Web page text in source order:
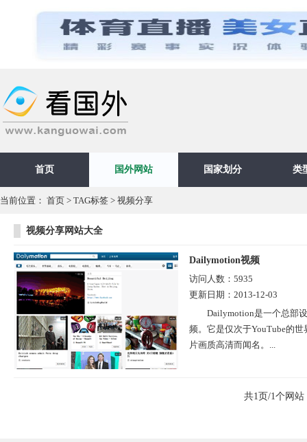
首页 国外网站 国家划分 类
当前位置： 首页 > TAG标签 > 视频分享
视频分享网站大全
Dailymotion视频
访问人数： 5935
更新日期： 2013-12-03
Dailymotion是一个总部
频。它是仅次于YouTube的
片画质高清而闻名。...
共1页/1个网站